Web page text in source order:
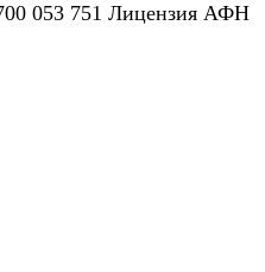
053 751 Лицензия АФН